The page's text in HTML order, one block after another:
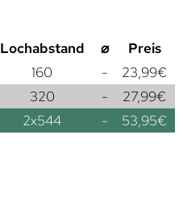
Lochabstand ⌀
Preis
160 - 23,99€
320 - 27,99€
2x544 - 53,95€